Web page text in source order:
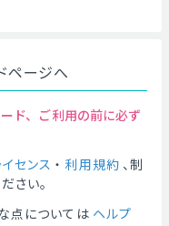
ページへ
ド、ご利用の前に必ず
センス ・ 利用規約 、制
さい。
点については ヘルプ